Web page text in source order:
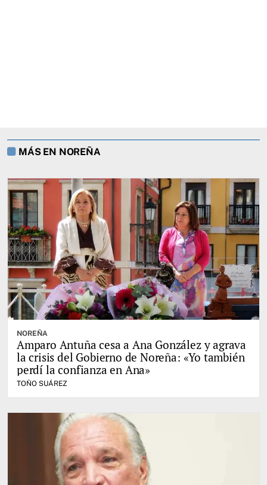
MÁS EN NOREÑA
NOREÑA
Amparo Antuña cesa a Ana González y agrava
la crisis del Gobierno de Noreña: «Yo también
perdí la confianza en Ana»
TOÑO SUÁREZ